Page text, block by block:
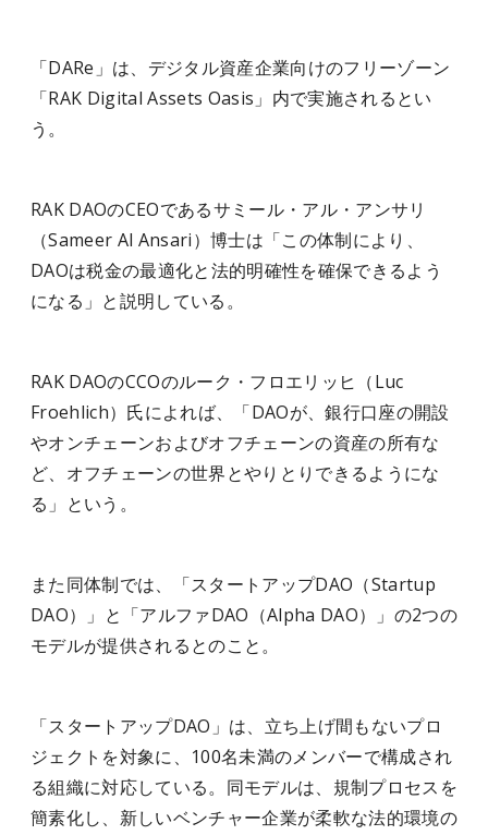
「DARe」は、デジタル資産企業向けのフリーゾーン
「RAK Digital Assets Oasis」内で実施されるとい
う。
RAK DAOのCEOであるサミール・アル・アンサリ
（Sameer Al Ansari）博士は「この体制により、
DAOは税金の最適化と法的明確性を確保できるよう
になる」と説明している。
RAK DAOのCCOのルーク・フロエリッヒ（Luc
Froehlich）氏によれば、「DAOが、銀行口座の開設
やオンチェーンおよびオフチェーンの資産の所有な
ど、オフチェーンの世界とやりとりできるようにな
る」という。
また同体制では、「スタートアップDAO（Startup
DAO）」と「アルファDAO（Alpha DAO）」の2つの
モデルが提供されるとのこと。
「スタートアップDAO」は、立ち上げ間もないプロ
ジェクトを対象に、100名未満のメンバーで構成され
る組織に対応している。同モデルは、規制プロセスを
簡素化し、新しいベンチャー企業が柔軟な法的環境の